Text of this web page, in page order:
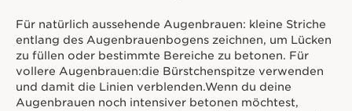
Für natürlich aussehende Augenbrauen: kleine Striche
entlang des Augenbrauenbogens zeichnen, um Lücken
zu füllen oder bestimmte Bereiche zu betonen. Für
vollere Augenbrauen:die Bürstchenspitze verwenden
und damit die Linien verblenden.Wenn du deine
Augenbrauen noch intensiver betonen möchtest,